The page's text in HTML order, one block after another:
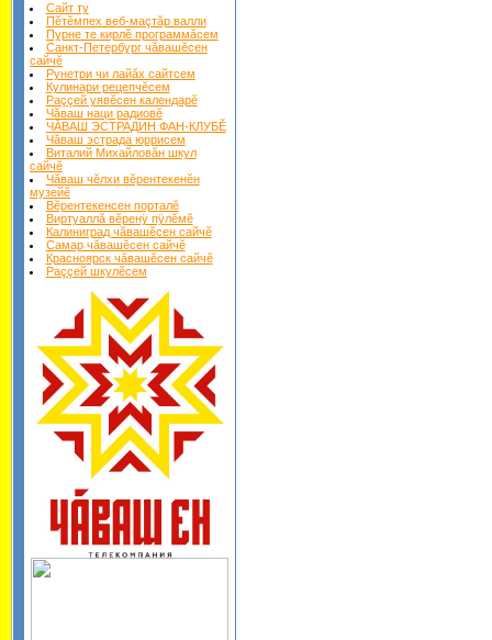
Сайт ту
Пĕтĕмпех веб-маçтăр валли
Пурне те кирлĕ программăсем
Санкт-Петербург чăвашĕсен
сайчĕ
Рунетри чи лайăх сайтсем
Кулинари рецепчĕсем
Раççей уявĕсен календарĕ
Чăваш наци радиовĕ
ЧĂВАШ ЭСТРАДИН ФАН-КЛУБĔ
Чăваш эстрада юррисем
Виталий Михайловăн шкул
сайчĕ
Чăваш чĕлхи вĕрентекенĕн
музейĕ
Вĕрентекенсен порталĕ
Виртуаллă вĕренÿ пÿлĕмĕ
Калиниград чăвашĕсен сайчĕ
Самар чăвашĕсен сайчĕ
Красноярск чăвашĕсен сайчĕ
Раççей шкулĕсем